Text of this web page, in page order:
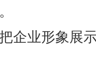
企业形象展